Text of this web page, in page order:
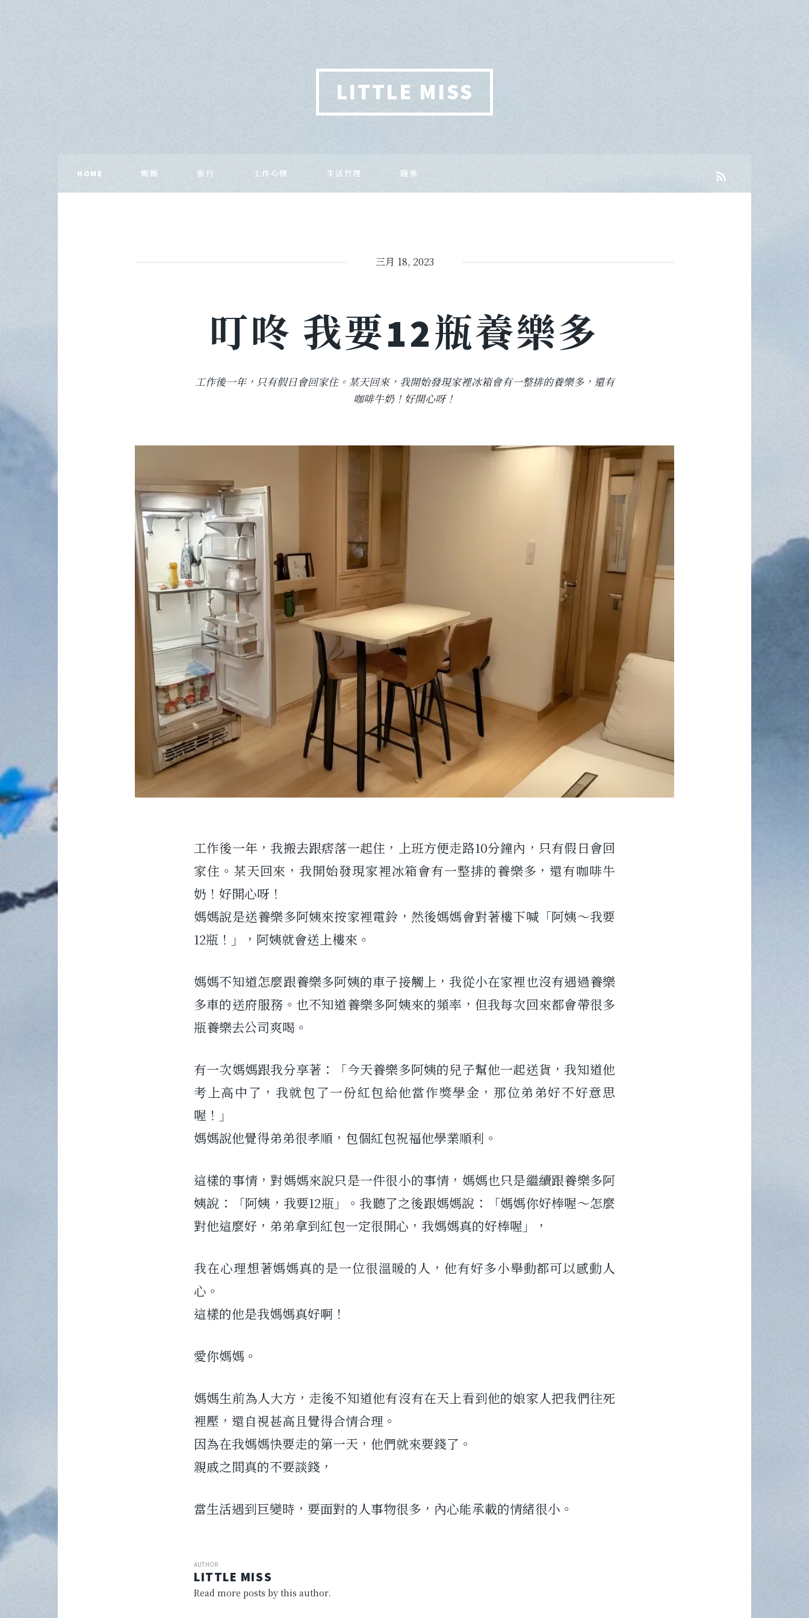
LITTLE MISS
HOME 媽媽 旅行 工作心情 生活哲理 隨筆
三月 18, 2023
叮咚 我要12瓶養樂多
工作後一年，只有假日會回家住。某天回來，我開始發現家裡冰箱會有一整排的養樂多，還有
咖啡牛奶！好開心呀！
工作後一年，我搬去跟痞落一起住，上班方便走路10分鐘內，只有假日會回
家住。某天回來，我開始發現家裡冰箱會有一整排的養樂多，還有咖啡牛
奶！好開心呀！
媽媽說是送養樂多阿姨來按家裡電鈴，然後媽媽會對著樓下喊「阿姨～我要
12瓶！」，阿姨就會送上樓來。
媽媽不知道怎麼跟養樂多阿姨的車子接觸上，我從小在家裡也沒有遇過養樂
多車的送府服務。也不知道養樂多阿姨來的頻率，但我每次回來都會帶很多
瓶養樂去公司爽喝。
有一次媽媽跟我分享著：「今天養樂多阿姨的兒子幫他一起送貨，我知道他
考上高中了，我就包了一份紅包給他當作獎學金，那位弟弟好不好意思
喔！」
媽媽說他覺得弟弟很孝順，包個紅包祝福他學業順利。
這樣的事情，對媽媽來說只是一件很小的事情，媽媽也只是繼續跟養樂多阿
姨說：「阿姨，我要12瓶」。我聽了之後跟媽媽說：「媽媽你好棒喔～怎麼
對他這麼好，弟弟拿到紅包一定很開心，我媽媽真的好棒喔」，
我在心理想著媽媽真的是一位很溫暖的人，他有好多小舉動都可以感動人
心。
這樣的他是我媽媽真好啊！
愛你媽媽。
媽媽生前為人大方，走後不知道他有沒有在天上看到他的娘家人把我們往死
裡壓，還自視甚高且覺得合情合理。
因為在我媽媽快要走的第一天，他們就來要錢了。
親戚之間真的不要談錢，
當生活遇到巨變時，要面對的人事物很多，內心能承載的情緒很小。
AUTHOR
LITTLE MISS
Read more posts by this author.